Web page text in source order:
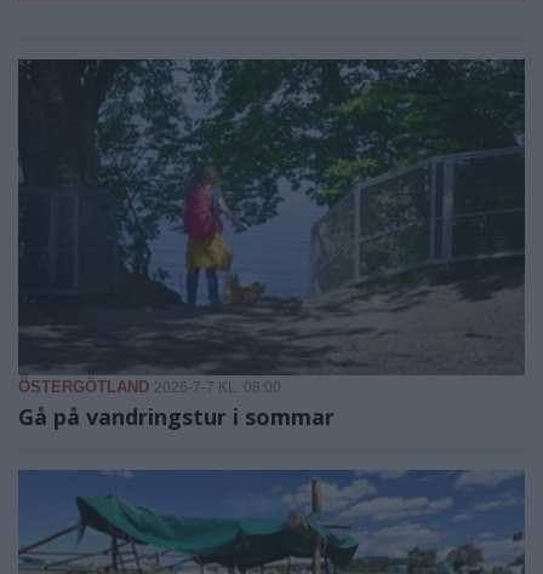
ÖSTERGÖTLAND 2026-7-7 KL. 08:00
Gå på vandringstur i sommar